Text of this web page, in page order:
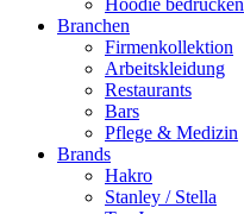
Hoodie bedrucken
Branchen
Firmenkollektion
Arbeitskleidung
Restaurants
Bars
Pflege & Medizin
Brands
Hakro
Stanley / Stella